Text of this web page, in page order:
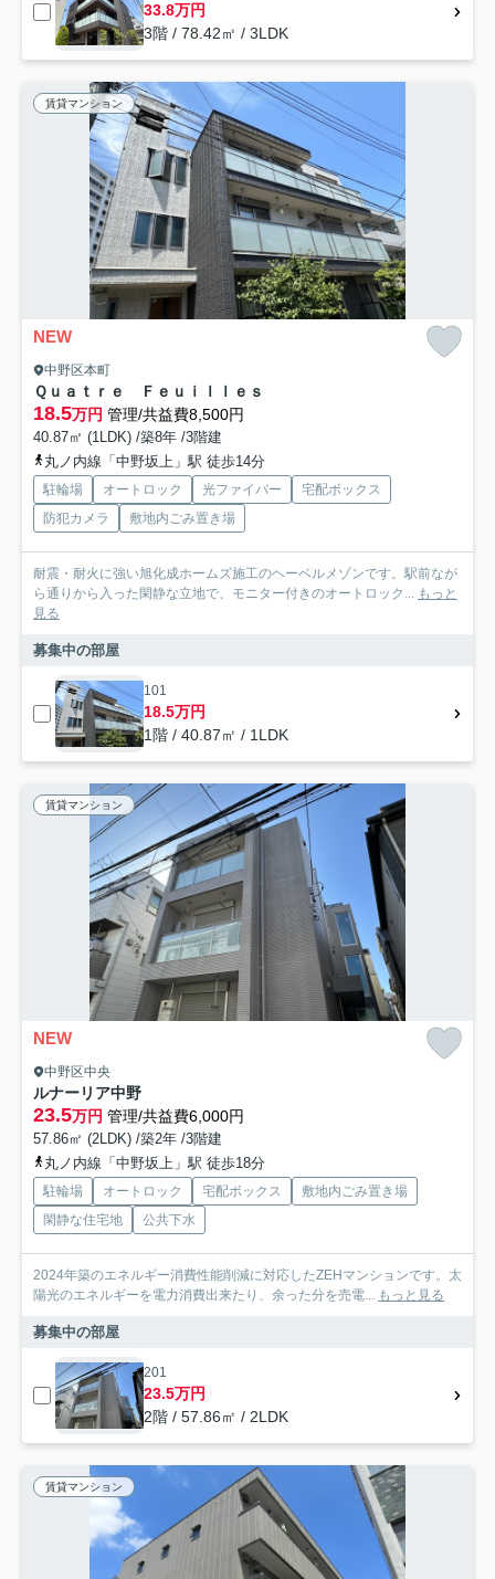
33.8万円
3階 / 78.42㎡ / 3LDK
賃貸マンション
NEW
中野区本町
Ｑｕａｔｒｅ Ｆｅｕｉｌｌｅｓ
18.5万円 管理/共益費8,500円
40.87㎡ (1LDK) /築8年 /3階建
丸ノ内線「中野坂上」駅 徒歩14分
駐輪場 オートロック 光ファイバー
宅配ボックス
防犯カメラ
敷地内ごみ置き場
耐震・耐火に強い旭化成ホームズ施工のヘーベルメゾンです。駅前なが
ら通りから入った閑静な立地で、モニター付きのオートロック... もっと
見る
募集中の部屋
101
18.5万円
1階 / 40.87㎡ / 1LDK
賃貸マンション
NEW
中野区中央
ルナーリア中野
23.5万円 管理/共益費6,000円
57.86㎡ (2LDK) /築2年 /3階建
丸ノ内線「中野坂上」駅 徒歩18分
駐輪場 オートロック 宅配ボックス
敷地内ごみ置き場
閑静な住宅地
公共下水
2024年築のエネルギー消費性能削減に対応したZEHマンションです。太
陽光のエネルギーを電力消費出来たり、余った分を売電... もっと見る
募集中の部屋
201
23.5万円
2階 / 57.86㎡ / 2LDK
賃貸マンション